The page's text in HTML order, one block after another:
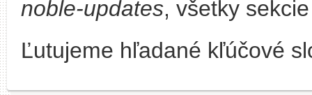
noble-updates, všetky
Ľutujeme hľadané kľúčové